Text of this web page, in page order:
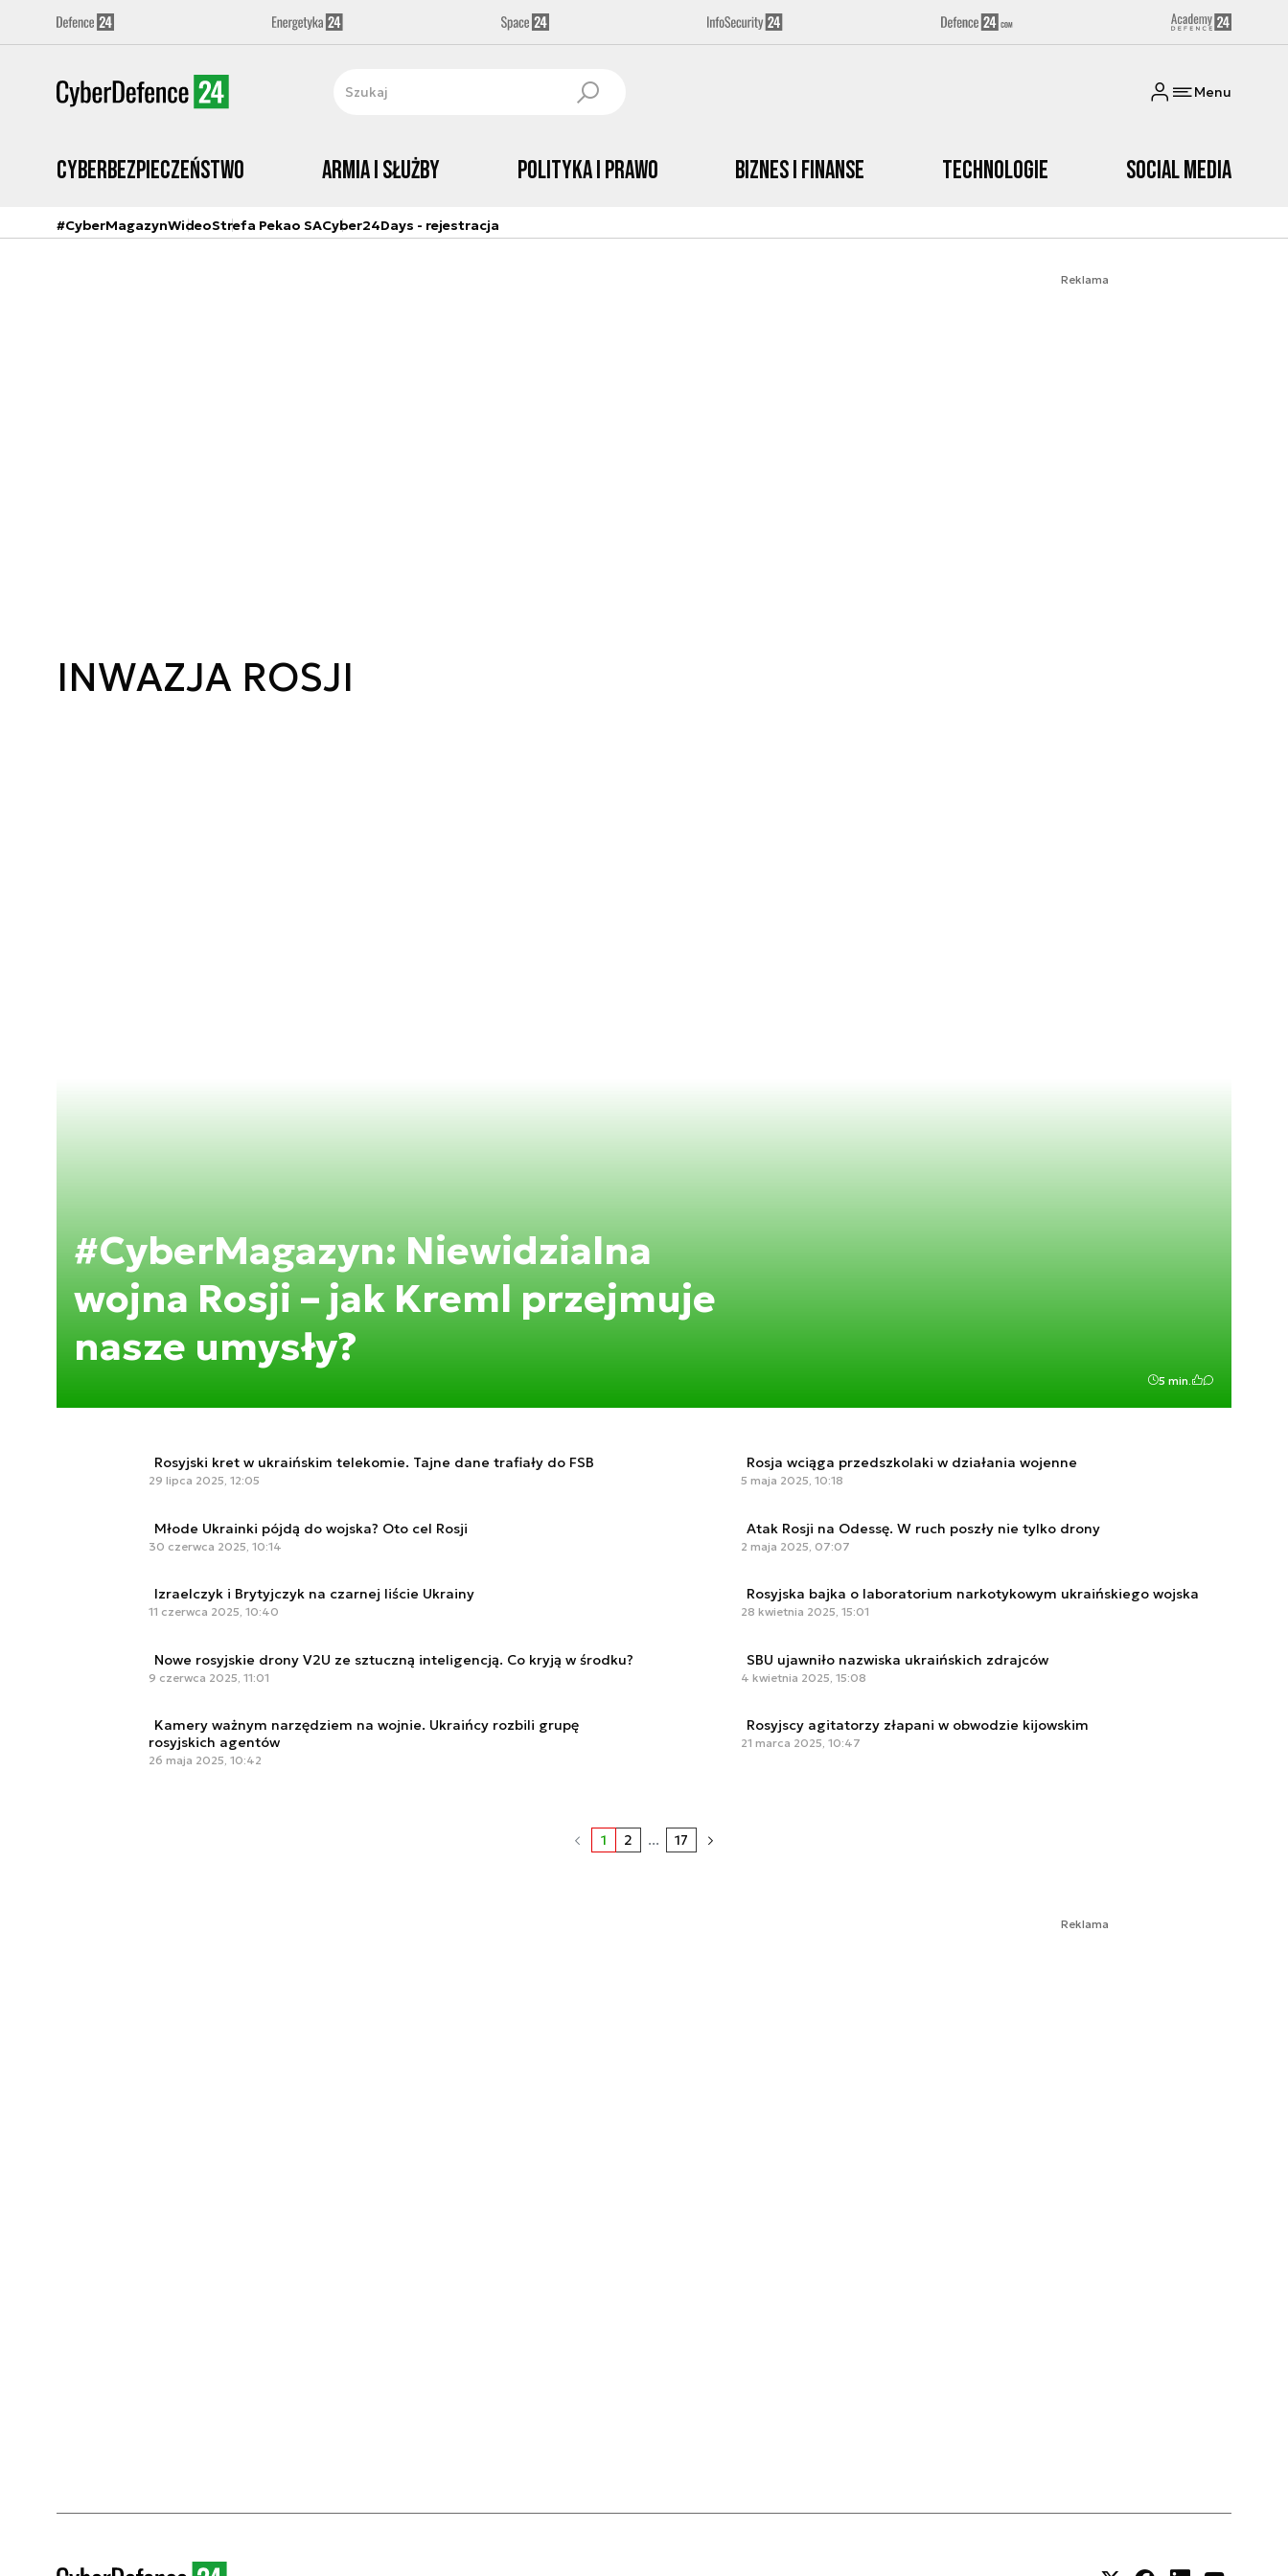
Menu
Cyberbezpieczeństwo Armia i Służby Polityka i prawo Biznes i Finanse Technologie Social media
#CyberMagazynWideoStrefa Pekao SACyber24Days - rejestracja
Reklama
INWAZJA ROSJI
#CyberMagazyn: Niewidzialna
wojna Rosji – jak Kreml przejmuje
nasze umysły?
5 min.
Rosyjski kret w ukraińskim telekomie. Tajne dane trafiały do FSB
29 lipca 2025, 12:05
Młode Ukrainki pójdą do wojska? Oto cel Rosji
30 czerwca 2025, 10:14
Izraelczyk i Brytyjczyk na czarnej liście Ukrainy
11 czerwca 2025, 10:40
Nowe rosyjskie drony V2U ze sztuczną inteligencją. Co kryją w środku?
9 czerwca 2025, 11:01
Kamery ważnym narzędziem na wojnie. Ukraińcy rozbili grupę
rosyjskich agentów
26 maja 2025, 10:42
Rosja wciąga przedszkolaki w działania wojenne
5 maja 2025, 10:18
Atak Rosji na Odessę. W ruch poszły nie tylko drony
2 maja 2025, 07:07
Rosyjska bajka o laboratorium narkotykowym ukraińskiego wojska
28 kwietnia 2025, 15:01
SBU ujawniło nazwiska ukraińskich zdrajców
4 kwietnia 2025, 15:08
Rosyjscy agitatorzy złapani w obwodzie kijowskim
21 marca 2025, 10:47
1 2 ... 17
Reklama